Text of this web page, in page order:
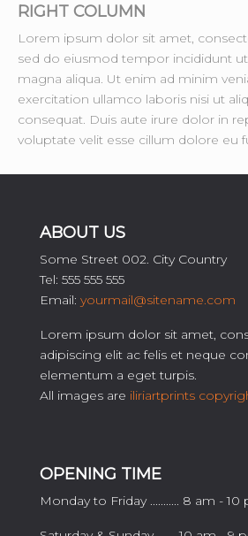
RIGHT COLUMN
Lorem ipsum dolor sit amet,
sed do eiusmod tempor incididunt
magna aliqua. Ut enim ad minim
exercitation ullamco laboris nisi ut
consequat. Duis aute irure dolor in
voluptate velit esse cillum dolore eu
ABOUT US
Some Street 002. City Country
Tel: 555 555 555
Email: yourmail@sitename.com
Lorem ipsum dolor sit amet,
adipiscing elit ac felis et neque
elementum a eget turpis.
All images are iliriartprints
OPENING TIME
Monday to Friday ........... 8 am - 10